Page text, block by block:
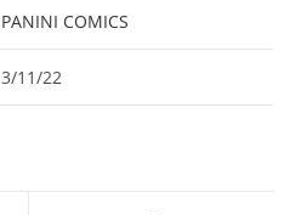
PANINI COMICS
3/11/22